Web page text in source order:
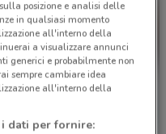
posizione e analisi delle
in qualsiasi momento
all'interno della
a visualizzare annunci
generici e probabilmente non
sempre cambiare idea
all'interno della
dati per fornire: